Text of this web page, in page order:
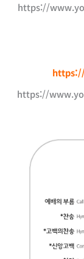
https://
https://